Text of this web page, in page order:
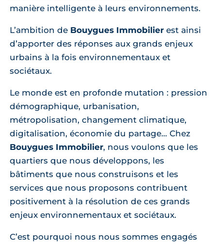
manière intelligente à leurs environnements.
L’ambition de Bouygues Immobilier est ainsi
d’apporter des réponses aux grands enjeux
urbains à la fois environnementaux et
sociétaux.
Le monde est en profonde mutation : pression
démographique, urbanisation,
métropolisation, changement climatique,
digitalisation, économie du partage… Chez
Bouygues Immobilier, nous voulons que les
quartiers que nous développons, les
bâtiments que nous construisons et les
services que nous proposons contribuent
positivement à la résolution de ces grands
enjeux environnementaux et sociétaux.
C’est pourquoi nous nous sommes engagés